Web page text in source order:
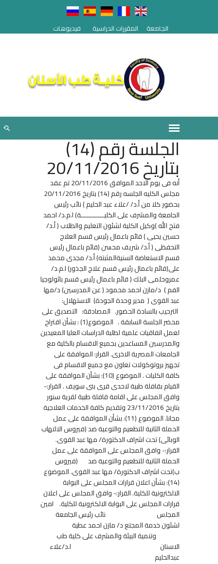
الجامعة المقررات الدراسية فيديوهات
الجلسة رقم (14)
بتاريخ 20/11/2016
أنه فى يوم الاحد الموافق 20/11/2016 تم عقد
مجلس الكليه الجلسه رقم (14) بتاريخ 20/11/2016
بحضور كلا من أ.د/ /علاء عبد الحليم ) نائب رئيس
الجامعة والمشرف على الكليــــــــــــة) ا.م.د/ احمد
فتح الله )وكيل الكلية لشئون التعليم والطلاب ( أ.د/
حسين يحيى ) قائم باعمال رئيس قسم العلاج
التحفظى ( أ.د/ شريف محسن (قائم باعمال رئيس
قسم الاستعاضة السنيةالمثبته) أ.د/ مجدى محمد
على(قائم باعمال رئيس قسم علاج الجذور) ا.م.د/
عمروحلمى البلك ( قائم باعمال رئيس قسم باثولوجيا
الفم ) د/مازن احمد محمود ( عن المدرسين) د/مها
عبد القوى ( مدير وحدة الجودة) الاستهلال:
الترحيب بالسادة الحضور. المصادقة: التصديق على
محضر الجلسة السابقة . الموضوع(1) : بشأن اقتراح
لعمل اتفاقيات علمية لطلبة الدراسات العليا المعيدين
والمدرسين المساعدين بجميع الاقسام بالكلية مع
الجامعات المصرية الاخرى. القرار: الموافقة على
تجهيز بروتوكولات تعاون مع جميع الاقسام فى
كافة الكليات . الموضوع (10): بشأن الموافقة على
القيام بقافلة طبية لاحدى قرى بنى سويف . القرار:-
وافق المجلس على اقامة قافلة طبية لقرية سنور
بتاريخ 23/11/2016 وتقديم كافة الخدمات العلاجية
مجانا. الموضوع (11): بشأن الموافقة على عمل
الحملة الثانية للتطعيم والتوعية ضد (فيروس الالتهاب
الوبائى) تحت اشراف الدكتورة/ مها عبد القوى.
القرار:- وافق المجلس على الموافقة على عمل
الحملة الثانية للتطعيم والتوعية ضد (فيروس
ب)تحت اشراف الدكتورة/ مها عبد القوى. الموضوع
(14): بشأن اعلان قرارات المجلس على البوابة
الالكترونية للكلية. القرار:- وافق المجلس على اعلان
قرارات المجلس على البوابة الالكترونية للكلية. امين
المجلس نائب رئيس الجامعة
لشئون خدمة المجتع د/ مازن احمد عطية
وتنمية البيئة والمشرف على كلية طب
الاسنان ا.د/علاء
عبدالحليم